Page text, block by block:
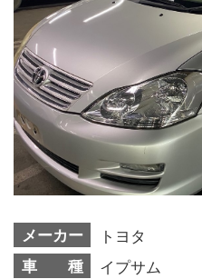
メーカー トヨタ
車 種 イプサム